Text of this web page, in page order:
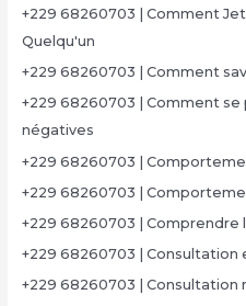
+229 68260703 | Comment
Quelqu'un
+229 68260703 | Comment
+229 68260703 | Comment
négatives
+229 68260703 |
+229 68260703 |
+229 68260703 |
+229 68260703 | Consultation
+229 68260703 | Consultation